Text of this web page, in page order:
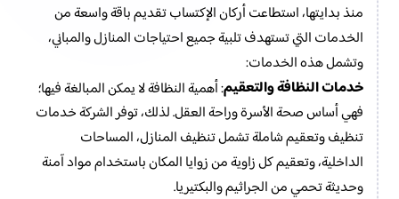
منذ بدايتها، استطاعت أركان الإكتساب تقديم باقة واسعة من
الخدمات التي تستهدف تلبية جميع احتياجات المنازل والمباني،
وتشمل هذه الخدمات:
خدمات النظافة والتعقيم: أهمية النظافة لا يمكن المبالغة فيها؛
فهي أساس صحة الأسرة وراحة العقل. لذلك، توفر الشركة خدمات
تنظيف وتعقيم شاملة تشمل تنظيف المنازل، المساحات
الداخلية، وتعقيم كل زاوية من زوايا المكان باستخدام مواد آمنة
وحديثة تحمي من الجراثيم والبكتيريا.